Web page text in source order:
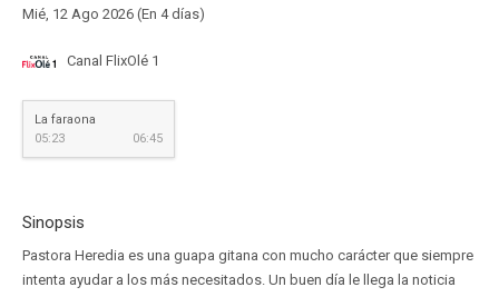
Mié, 12 Ago 2026 (En 4 días)
Canal FlixOlé 1
La faraona
05:23
06:45
Sinopsis
Pastora Heredia es una guapa gitana con mucho carácter que siempre
intenta ayudar a los más necesitados. Un buen día le llega la noticia